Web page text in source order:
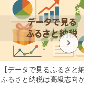
【データで見るふるさと納
ふるさと納税は高級志向から